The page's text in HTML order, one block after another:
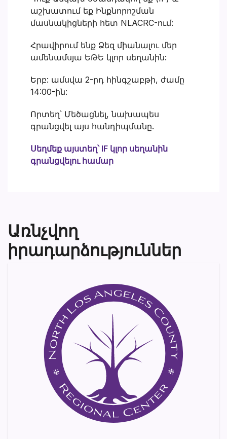
աշխատում եք Ինքնորոշման
մասնակիցների հետ NLACRC-ում:
Հրավիրում ենք Ձեզ միանալու մեր
ամենամսյա ԵԹԵ կլոր սեղանին:
Երբ: ամսվա 2-րդ հինգշաբթի, ժամը
14:00-ին:
Որտեղ՝ Մեծացնել, նախապես
գրանցվել այս հանդիպմանը.
Սեղմեք այստեղ՝ IF կլոր սեղանին
գրանցվելու համար
Առնչվող
իրադարձություններ